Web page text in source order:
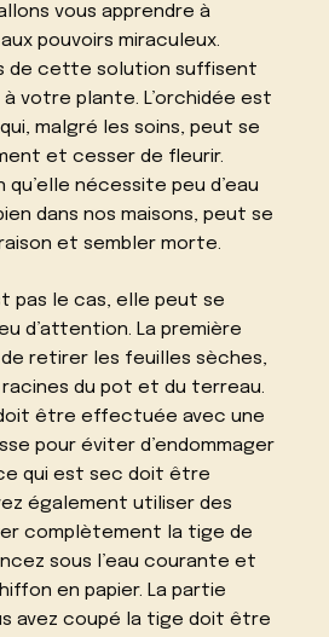
vous apprendre à
pouvoirs miraculeux.
de cette solution suffisent
votre plante. L’orchidée est
malgré les soins, peut se
et cesser de fleurir.
nécessite peu d’eau
dans nos maisons, peut se
et sembler morte.
pas le cas, elle peut se
d’attention. La première
retirer les feuilles sèches,
racines du pot et du terreau.
être effectuée avec une
pour éviter d’endommager
qui est sec doit être
également utiliser des
complètement la tige de
sous l’eau courante et
en papier. La partie
avez coupé la tige doit être